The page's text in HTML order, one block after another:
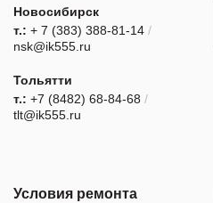
Новосибирск
т.: + 7 (383) 388-81-14 /
nsk@ik555.ru
Тольятти
т.: +7 (8482) 68-84-68 /
tlt@ik555.ru
Условия ремонта